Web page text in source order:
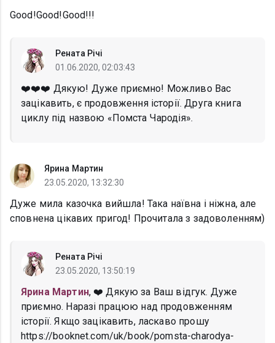
Good!Good!Good!!!
Рената Річі
01.06.2020, 02:03:43
❤️❤️❤️ Дякую! Дуже приємно! Можливо Вас
зацікавить, є продовження історії. Друга книга
циклу під назвою «Помста Чародія».
Ярина Мартин
23.05.2020, 13:32:30
Дуже мила казочка вийшла! Така наївна і ніжна, але
сповнена цікавих пригод! Прочитала з задоволенням)
Рената Річі
23.05.2020, 13:50:19
Ярина Мартин, ❤️ Дякую за Ваш відгук. Дуже
приємно. Наразі працюю над продовженням
історії. Якщо зацікавить, ласкаво прошу
https://booknet.com/uk/book/pomsta-charodya-